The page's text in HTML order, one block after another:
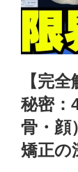
【完
秘密：
骨・顔
矯正の